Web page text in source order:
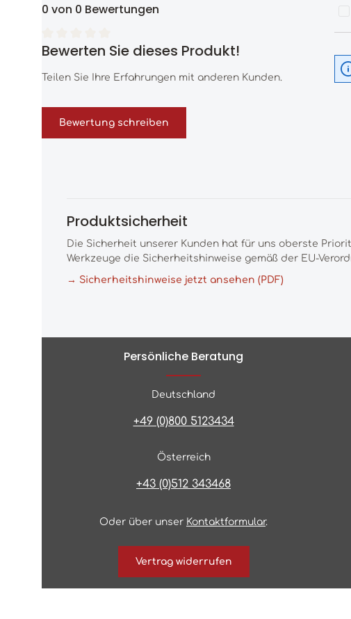
0 von 0 Bewertungen
Durchschnittliche Bewertung von 0 von 5 Sternen
Bewerten Sie dieses Produkt!
Teilen Sie Ihre Erfahrungen mit anderen Kunden.
Bewertung schreiben
Produktsicherheit
Die Sicherheit unserer Kunden hat für uns oberste
Werkzeuge die Sicherheitshinweise gemäß der EU-
→ Sicherheitshinweise jetzt ansehen (PDF)
Persönliche Beratung
Deutschland
+49 (0)800 5123434
Österreich
+43 (0)512 343468
Oder über unser Kontaktformular.
Vertrag widerrufen